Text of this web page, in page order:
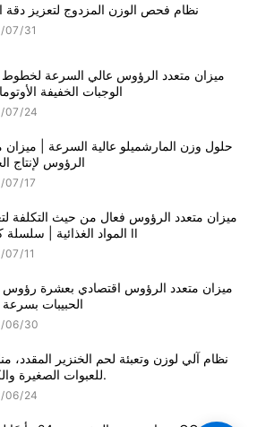
نظام فحص الوزن المزدوج لتعزيز دقة
07 31
ميزان متعدد الرؤوس عالي السرعة لخطوط
الوجبات الخفيفة
07 24
حلول وزن المارشميلو عالية السرعة | ميزان
الرؤوس لإنتاج
07 17
ميزان متعدد الرؤوس فعال من حيث التكلفة
المواد الغذائية | سلسلة كينوي II
07 11
ميزان متعدد الرؤوس اقتصادي بعشرة رؤوس
الحبيبات
06 30
نظام آلي لوزن وتعبئة لحم الخنزير المقدد،
للعبوات الصغيرة والكبيرة.
06 24